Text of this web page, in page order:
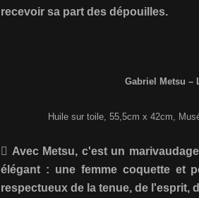
recevoir sa part des dépouilles.
Gabriel Metsu –
Huile sur toile, 55,5cm x 42cm,
 Avec Metsu, c'est un
élégant : une femme coquette et
respectueux de la tenue, de l'esprit,